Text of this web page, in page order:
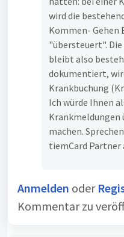
wird die
Kommen- Gehen
"übersteuert".
bleibt also
dokumentiert,
Krankbuchung
Ich würde Ihnen
Krankmeldungen
machen.
tiemCard Partner
Anmelden oder
Kommentar zu